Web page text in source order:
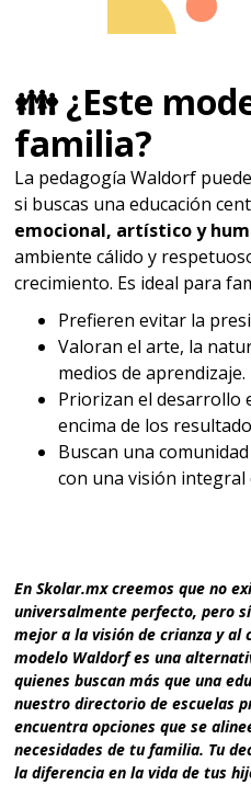
👪 ¿Este
familia?
La pedagogía Waldorf
si buscas una educación
emocional, artístico y
ambiente cálido y
crecimiento. Es ideal para
Prefieren evitar la
Valoran el arte, la
medios de aprendizaje.
Priorizan el desarrollo
encima de los
Buscan una
con una visión integral
En Skolar.mx creemos queno
universalmente perfecto, pero
mejor a la visión de crianza y al
modelo Waldorf es una
quienes buscan más que una
nuestro directorio de escuelas
encuentra opciones que se
necesidades de tu familia. Tu
la diferencia en la vida de tus